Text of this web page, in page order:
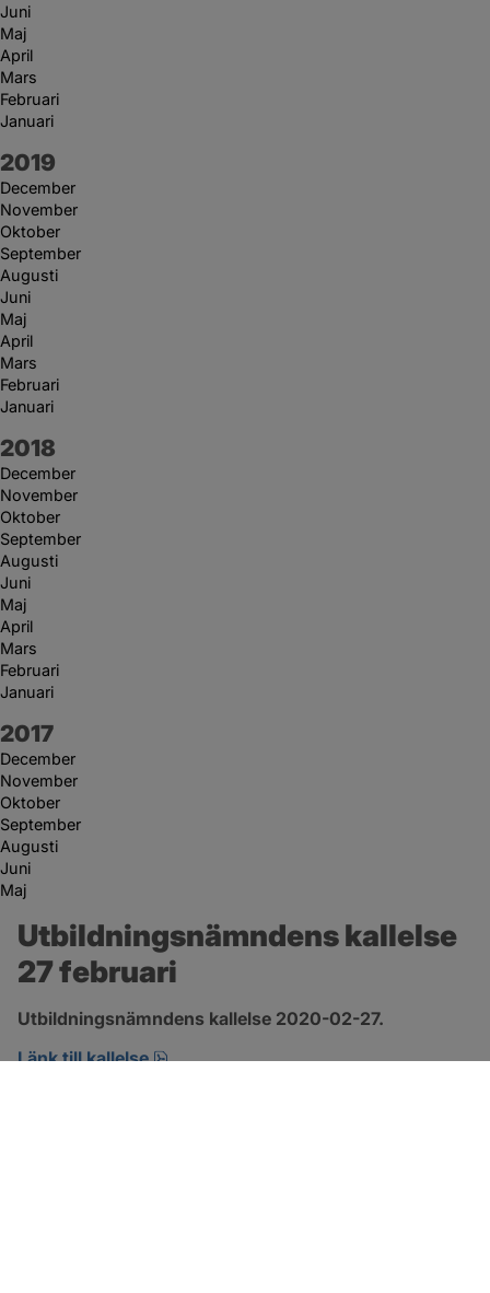
Juni
Maj
April
Mars
Februari
Januari
År:
2019
December
November
Oktober
September
Augusti
Juni
Maj
April
Mars
Februari
Januari
År:
2018
December
November
Oktober
September
Augusti
Juni
Maj
April
Mars
Februari
Januari
År:
2017
December
November
Oktober
September
Augusti
Juni
Maj
Utbildningsnämndens kallelse
27 februari
Utbildningsnämndens kallelse 2020-02-27.
Länk till kallelse
pdf, öppnas i nytt fönster.